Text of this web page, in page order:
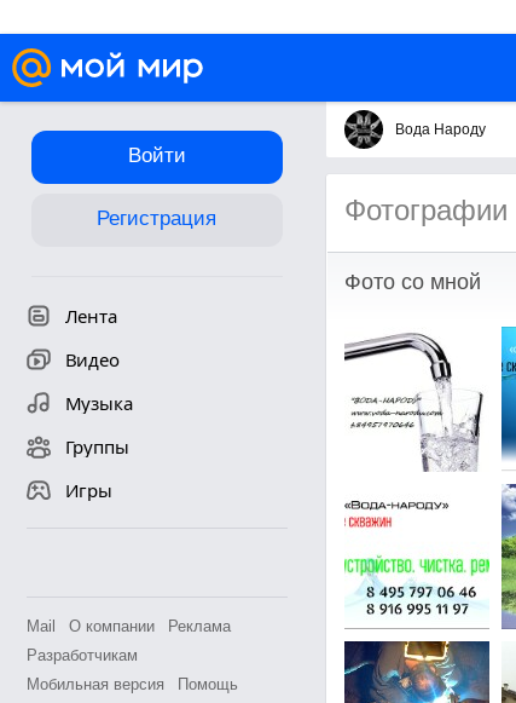
Войти
Регистрация
Лента
Видео
Музыка
Группы
Игры
Mail О компании
Реклама
Разработчикам
Мобильная версия
Помощь
Вода Народу
Фотографии
Фото со мной